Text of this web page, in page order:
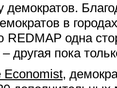
демократов.
в
одна
другая пока
Economist,